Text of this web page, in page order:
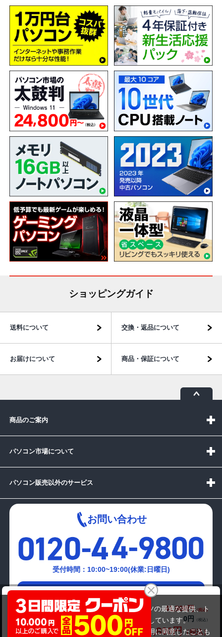
商品価格(税込) 41,800円
46,800円
オプション小計価格(税込)
0円
商品合計価格(税込)
41,800円
ショッピングガイド
送料について 交換・返品について
お届けについて 商品・保証について
商品のご案内
パソコン市場について
パソコン販売以外のサービス
お問い合わせ
受付時間：10:00~19:00(休業:日曜日)
メールでの
お問い合わせはこちら
当サイトでは利用体験の向上およびコンテンツの最適な提供、ト
ラフィックの分析を目的としてCookieを使用しています。
サイトの閲覧を継続された場合、Cookieの利用に同意したことも